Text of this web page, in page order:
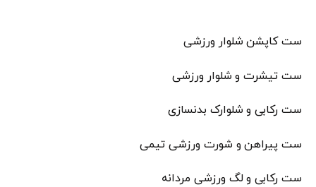
ست کاپشن شلوار ورزشی
ست تیشرت و شلوار ورزشی
ست رکابی و شلوارک بدنسازی
ست پیراهن و شورت ورزشی تیمی
ست رکابی و لگ ورزشی مردانه